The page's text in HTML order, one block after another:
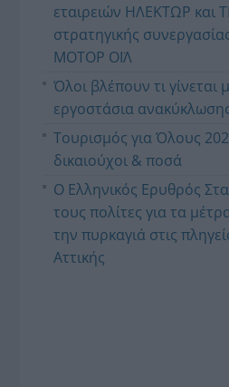
εταιρειών ΗΛΕΚΤΩΡ και
στρατηγικής
ΜΟΤΟΡ ΟΪΛ
Όλοι βλέπουν τι γίνεται
εργοστάσια
Τουρισμός για Όλους
δικαιούχοι & ποσά
Ο Ελληνικός Ερυθρός
τους πολίτες για τα
την πυρκαγιά στις
Αττικής